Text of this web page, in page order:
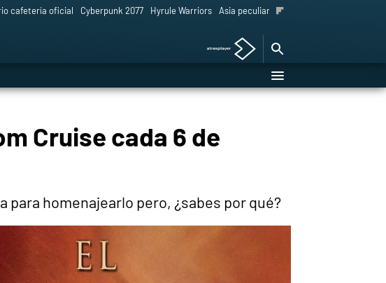
cafetería oficial Cyberpunk 2077 Hyrule Warriors Asia peculiar tradición
Cruise cada 6 de
para homenajearlo pero, ¿sabes por qué?